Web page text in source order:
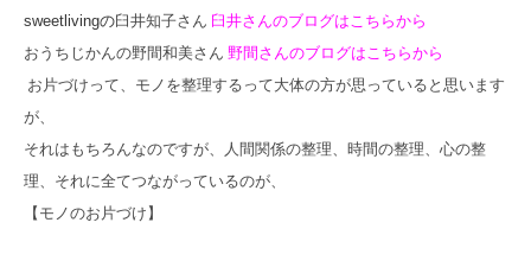
sweetlivingの臼井知子さん 臼井さんのブログはこちらから
おうちじかんの野間和美さん 野間さんのブログはこちらから
お片づけって、モノを整理するって大体の方が思っていると思います
が、
それはもちろんなのですが、人間関係の整理、時間の整理、心の整
理、それに全てつながっているのが、
【モノのお片づけ】